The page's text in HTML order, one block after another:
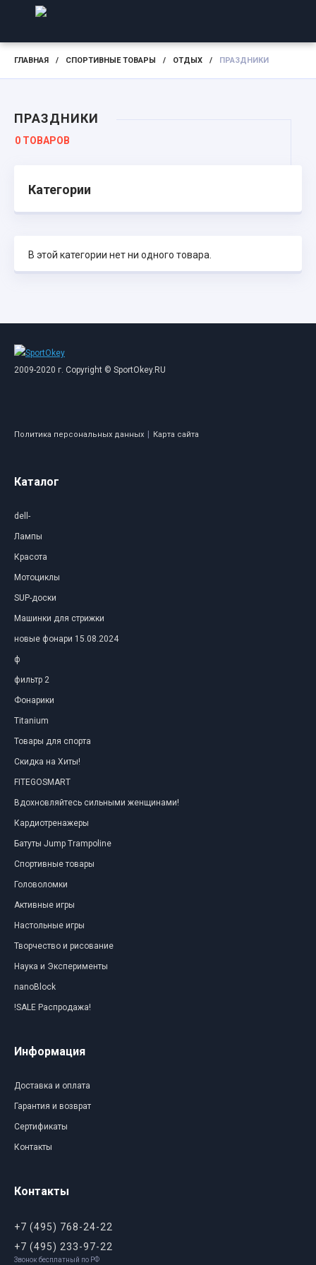
ГЛАВНАЯ / СПОРТИВНЫЕ ТОВАРЫ / ОТДЫХ / ПРАЗДНИКИ
ПРАЗДНИКИ
0 ТОВАРОВ
Категории
В этой категории нет ни одного товара.
2009-2020 г. Copyright © SportOkey.RU
Политика персональных данных Карта сайта
Каталог
dell-
Лампы
Красота
Мотоциклы
SUP-доски
Машинки для стрижки
новые фонари 15.08.2024
ф
фильтр 2
Фонарики
Titanium
Товары для спорта
Скидка на Хиты!
FITEGOSMART
Вдохновляйтесь сильными женщинами!
Кардиотренажеры
Батуты Jump Trampoline
Спортивные товары
Головоломки
Активные игры
Настольные игры
Творчество и рисование
Наука и Эксперименты
nanoBlock
!SALE Распродажа!
Информация
Доставка и оплата
Гарантия и возврат
Сертификаты
Контакты
Контакты
+7 (495) 768-24-22
+7 (495) 233-97-22
Звонок бесплатный по РФ